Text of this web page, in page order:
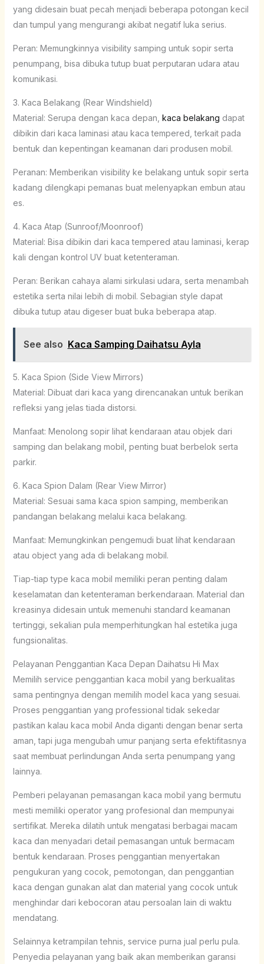
yang didesain buat pecah menjadi beberapa potongan kecil
dan tumpul yang mengurangi akibat negatif luka serius.
Peran: Memungkinnya visibility samping untuk sopir serta
penumpang, bisa dibuka tutup buat perputaran udara atau
komunikasi.
3. Kaca Belakang (Rear Windshield)
Material: Serupa dengan kaca depan, kaca belakang dapat
dibikin dari kaca laminasi atau kaca tempered, terkait pada
bentuk dan kepentingan keamanan dari produsen mobil.
Peranan: Memberikan visibility ke belakang untuk sopir serta
kadang dilengkapi pemanas buat melenyapkan embun atau
es.
4. Kaca Atap (Sunroof/Moonroof)
Material: Bisa dibikin dari kaca tempered atau laminasi, kerap
kali dengan kontrol UV buat ketenteraman.
Peran: Berikan cahaya alami sirkulasi udara, serta menambah
estetika serta nilai lebih di mobil. Sebagian style dapat
dibuka tutup atau digeser buat buka beberapa atap.
See also Kaca Samping Daihatsu Ayla
5. Kaca Spion (Side View Mirrors)
Material: Dibuat dari kaca yang direncanakan untuk berikan
refleksi yang jelas tiada distorsi.
Manfaat: Menolong sopir lihat kendaraan atau objek dari
samping dan belakang mobil, penting buat berbelok serta
parkir.
6. Kaca Spion Dalam (Rear View Mirror)
Material: Sesuai sama kaca spion samping, memberikan
pandangan belakang melalui kaca belakang.
Manfaat: Memungkinkan pengemudi buat lihat kendaraan
atau object yang ada di belakang mobil.
Tiap-tiap type kaca mobil memiliki peran penting dalam
keselamatan dan ketenteraman berkendaraan. Material dan
kreasinya didesain untuk memenuhi standard keamanan
tertinggi, sekalian pula memperhitungkan hal estetika juga
fungsionalitas.
Pelayanan Penggantian Kaca Depan Daihatsu Hi Max
Memilih service penggantian kaca mobil yang berkualitas
sama pentingnya dengan memilih model kaca yang sesuai.
Proses penggantian yang professional tidak sekedar
pastikan kalau kaca mobil Anda diganti dengan benar serta
aman, tapi juga mengubah umur panjang serta efektifitasnya
saat membuat perlindungan Anda serta penumpang yang
lainnya.
Pemberi pelayanan pemasangan kaca mobil yang bermutu
mesti memiliki operator yang profesional dan mempunyai
sertifikat. Mereka dilatih untuk mengatasi berbagai macam
kaca dan menyadari detail pemasangan untuk bermacam
bentuk kendaraan. Proses penggantian menyertakan
pengukuran yang cocok, pemotongan, dan penggantian
kaca dengan gunakan alat dan material yang cocok untuk
menghindar dari kebocoran atau persoalan lain di waktu
mendatang.
Selainnya ketrampilan tehnis, service purna jual perlu pula.
Penyedia pelayanan yang baik akan memberikan garansi